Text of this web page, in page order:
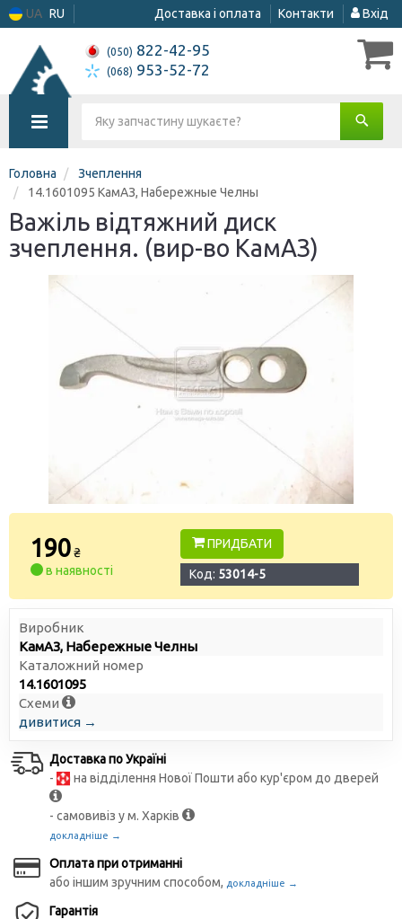
UA RU Доставка і оплата Контакти Вхід
(050) 822-42-95
(068) 953-52-72
Головна
Зчеплення
14.1601095 КамАЗ, Набережные Челны
Важіль відтяжний диск
зчеплення. (вир-во КамАЗ)
190₴
в наявності
ПРИДБАТИ
Код: 53014-5
Виробник
КамАЗ, Набережные Челны
Каталожний номер
14.1601095
Схеми
дивитися →
Доставка по Україні
-
на відділення Нової Пошти або кур'єром до дверей
- самовивіз у м. Харків
докладніше →
Оплата при отриманні
або іншим зручним способом, докладніше →
Гарантія